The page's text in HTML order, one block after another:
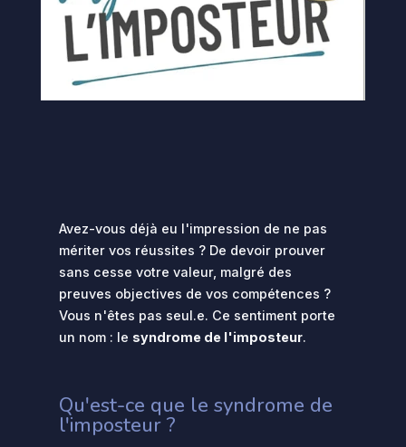
Avez-vous déjà eu l'impression de ne pas
mériter vos réussites ? De devoir prouver
sans cesse votre valeur, malgré des
preuves objectives de vos compétences ?
Vous n'êtes pas seul.e. Ce sentiment porte
un nom : le syndrome de l'imposteur.
Qu'est-ce que le syndrome de
l'imposteur ?